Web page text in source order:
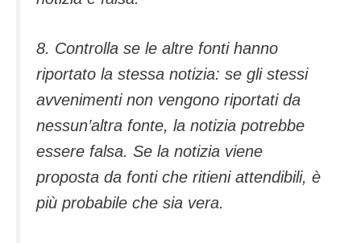
8. Controlla se le altre fonti hanno
riportato la stessa notizia: se gli stessi
avvenimenti non vengono riportati da
nessun’altra fonte, la notizia potrebbe
essere falsa. Se la notizia viene
proposta da fonti che ritieni attendibili, è
più probabile che sia vera.